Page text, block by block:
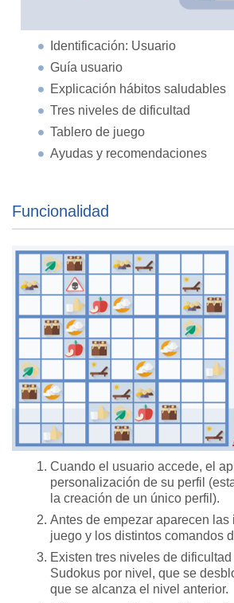
Identificación: Usuario
Guía usuario
Explicación hábitos saludables
Tres niveles de dificultad
Tablero de juego
Ayudas y recomendaciones
Funcionalidad
Cuando el usuario accede, el
personalización de su perfil
la creación de un único perfil).
Antes de empezar aparecen las
juego y los distintos comandos
Existen tres niveles de
Sudokus por nivel, que se
que se alcanza el nivel anterior.